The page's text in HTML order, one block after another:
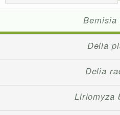
Bemisia
Delia
Delia
Liriomyza